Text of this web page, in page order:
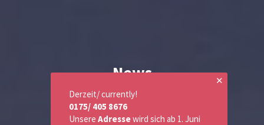
News
✕
Derzeit/ currently!
0175/ 405 8676
Unsere Adressewird sich ab 1. Juni